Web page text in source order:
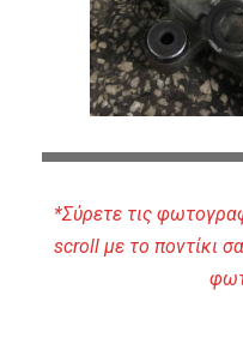
*Σύρετε τις
scroll με το ποντίκι